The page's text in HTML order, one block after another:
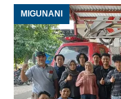
MIGUNANI